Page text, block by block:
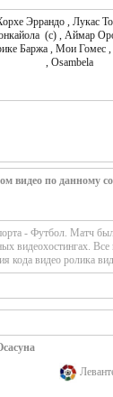
Эррандо , Лукас
(c) , Аймар
Баржа , Мои Гомес
, Osambela
видео по данному
- Футбол. Матч
Все
кода видео ролика